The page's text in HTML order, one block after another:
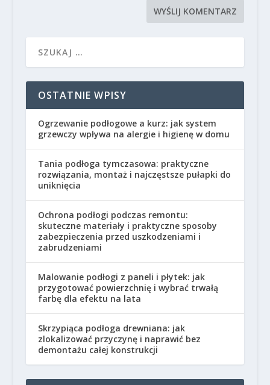
OSTATNIE WPISY
Ogrzewanie podłogowe a kurz: jak system
grzewczy wpływa na alergie i higienę w domu
Tania podłoga tymczasowa: praktyczne
rozwiązania, montaż i najczęstsze pułapki do
uniknięcia
Ochrona podłogi podczas remontu:
skuteczne materiały i praktyczne sposoby
zabezpieczenia przed uszkodzeniami i
zabrudzeniami
Malowanie podłogi z paneli i płytek: jak
przygotować powierzchnię i wybrać trwałą
farbę dla efektu na lata
Skrzypiąca podłoga drewniana: jak
zlokalizować przyczynę i naprawić bez
demontażu całej konstrukcji